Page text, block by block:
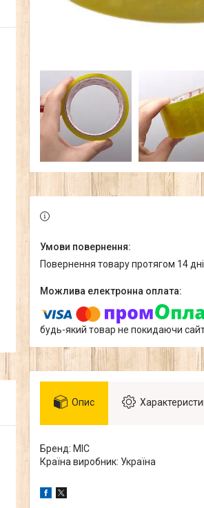
повернення товару протягом 14
будь-який товар не покидаючи
Опис
Бренд: MIC
Країна виробник: Україна